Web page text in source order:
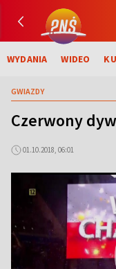
WYDANIA WIDEO
GWIAZDY
Czerwony
01.10.2018, 06:01